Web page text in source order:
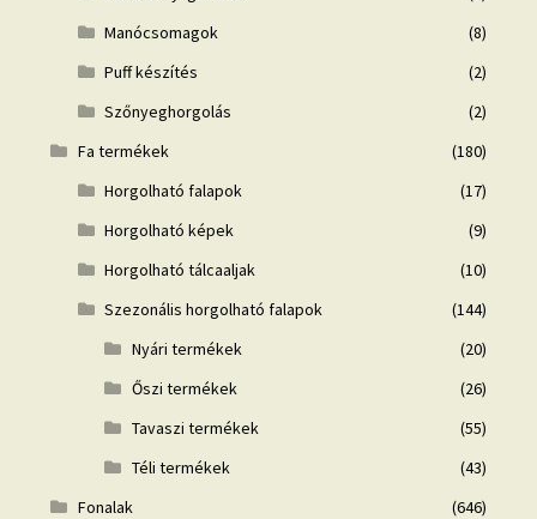
Manócsomagok
(8)
Puff készítés
(2)
Szőnyeghorgolás
(2)
Fa termékek
(180)
Horgolható falapok
(17)
Horgolható képek
(9)
Horgolható tálcaaljak
(10)
Szezonális horgolható falapok
(144)
Nyári termékek
(20)
Őszi termékek
(26)
Tavaszi termékek
(55)
Téli termékek
(43)
Fonalak
(646)